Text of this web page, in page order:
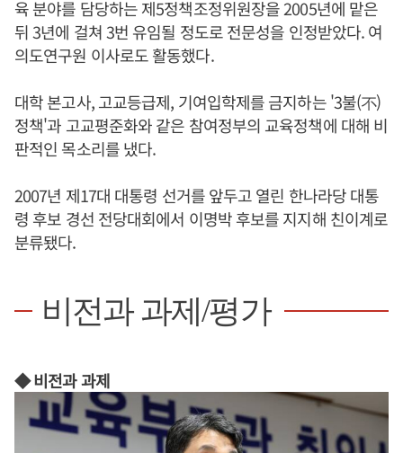
육 분야를 담당하는 제5정책조정위원장을 2005년에 맡은
뒤 3년에 걸쳐 3번 유임될 정도로 전문성을 인정받았다. 여
의도연구원 이사로도 활동했다.
대학 본고사, 고교등급제, 기여입학제를 금지하는 '3불(不)
정책'과 고교평준화와 같은 참여정부의 교육정책에 대해 비
판적인 목소리를 냈다.
2007년 제17대 대통령 선거를 앞두고 열린 한나라당 대통
령 후보 경선 전당대회에서 이명박 후보를 지지해 친이계로
분류됐다.
비전과 과제/평가
◆ 비전과 과제